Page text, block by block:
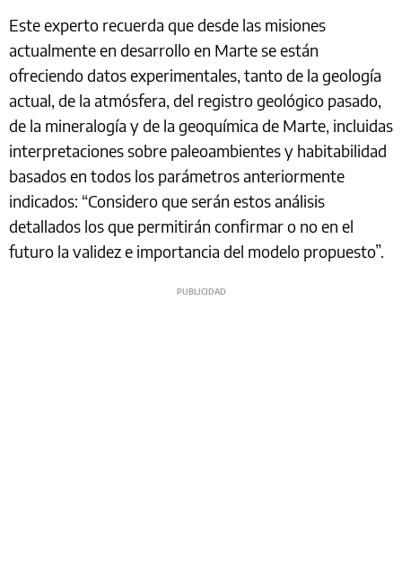
Este experto recuerda que desde las misiones
actualmente en desarrollo en Marte se están
ofreciendo datos experimentales, tanto de la geología
actual, de la atmósfera, del registro geológico pasado,
de la mineralogía y de la geoquímica de Marte, incluidas
interpretaciones sobre paleoambientes y habitabilidad
basados en todos los parámetros anteriormente
indicados: “Considero que serán estos análisis
detallados los que permitirán confirmar o no en el
futuro la validez e importancia del modelo propuesto”.